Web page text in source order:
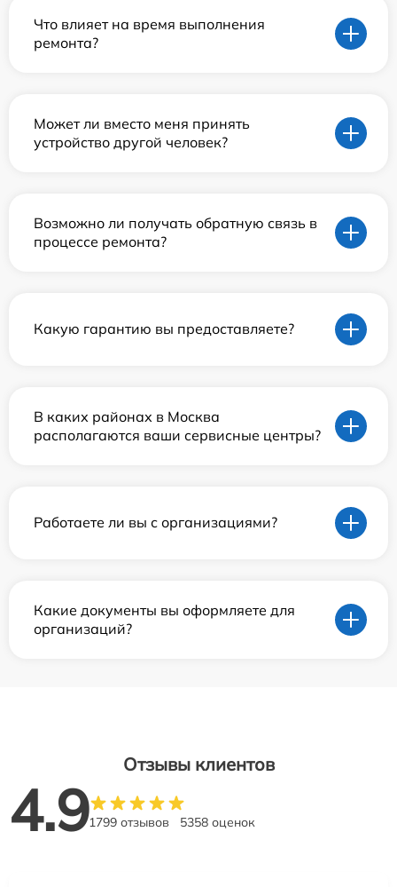
Что влияет на время выполнения
ремонта?
Может ли вместо меня принять
устройство другой человек?
Возможно ли получать обратную связь в
процессе ремонта?
Какую гарантию вы предоставляете?
В каких районах в Москва
располагаются ваши сервисные центры?
Работаете ли вы с организациями?
Какие документы вы оформляете для
организаций?
Отзывы клиентов
4.91799 отзывов 5358 оценок